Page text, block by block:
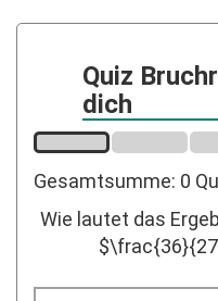
Quiz
dich
Gesamtsumme: 0
Wie lautet das